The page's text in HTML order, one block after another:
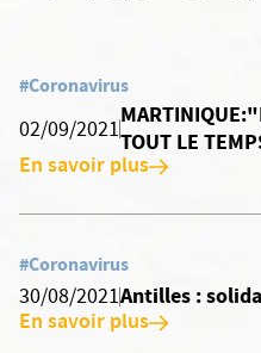
#Coronavirus
02/09/2021TOUT LE
En savoir plus
#Coronavirus
30/08/2021Antilles :
En savoir plus